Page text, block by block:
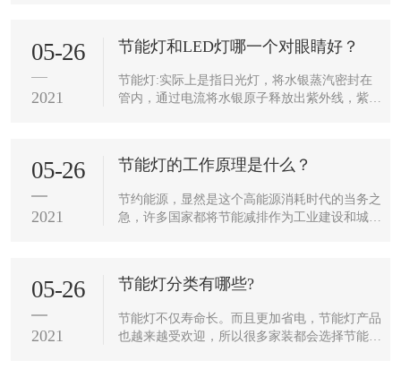
05-26
2021
节能灯和LED灯哪一个对眼睛好？
节能灯:实际上是指日光灯，将水银蒸汽密封在
管内，通过电流将水银原子释放出紫外线，紫外
05-26
2021
节能灯的工作原理是什么？
节约能源，显然是这个高能源消耗时代的当务之
急，许多国家都将节能减排作为工业建设和城市
05-26
2021
节能灯分类有哪些?
节能灯不仅寿命长。而且更加省电，节能灯产品
也越来越受欢迎，所以很多家装都会选择节能